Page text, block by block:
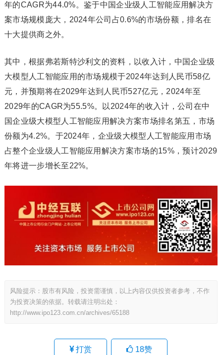
年的CAGR为44.0%。鉴于中国企业级人工智能应用解决方
案市场规模庞大，2024年公司占0.6%的市场份额，排名在
十大提供商之外。
其中，根据弗若斯特沙利文的资料，以收入计，中国企业级
大模型人工智能应用的市场规模于2024年达到人民币58亿
元，并预期将在2029年达到人民币527亿元，2024年至
2029年的CAGR为55.5%。以2024年的收入计，公司在中
国企业级大模型人工智能应用解决方案市场排名第五，市场
份额为4.2%。于2024年，企业级大模型人工智能应用市场
占整个企业级人工智能应用解决方案市场的15%，预计2029
年将进一步增长至22%。
风险提示：股市有风险，投资需谨慎，以上内容仅供投资者参考，不作
为投资决策的依据。转载请注明出处：
http://www.ipo123.com.cn/archives/65188
打赏 18赞